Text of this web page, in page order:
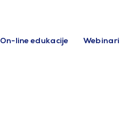
On-line edukacije Webinari